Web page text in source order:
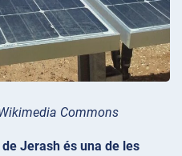
Commons
Jerash és una de les